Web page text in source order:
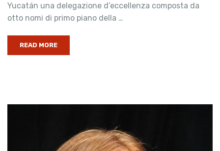
Yucatán una delegazione d’eccellenza composta da
otto nomi di primo piano della …
READ MORE